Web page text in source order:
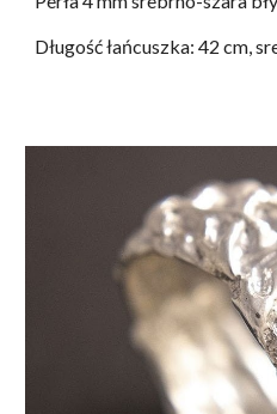
Długość łańcuszka: 42 cm,